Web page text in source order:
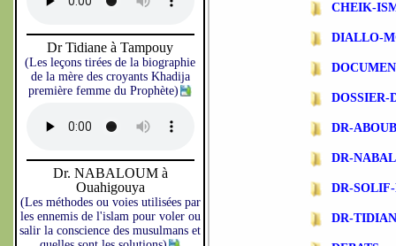
Dr Tidiane à Tampouy
(Les leçons tirées de la biographie
de la mère des croyants Khadija
première femme du Prophète)
Dr. NABALOUM à
Ouahigouya
(Les méthodes ou voies utilisées par
les ennemis de l'islam pour voler ou
salir la conscience des musulmans et
CHEIK-
DIALLO-
DOSSIER-
DR-
DR-
DR-
DR-